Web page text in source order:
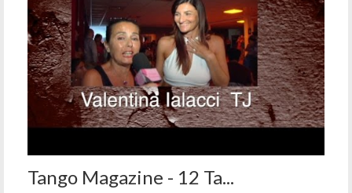
Tango Magazine - 12 Ta...